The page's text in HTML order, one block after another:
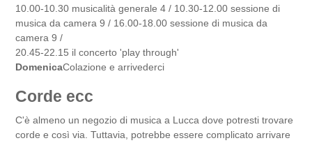
10.00-10.30 musicalità generale 4 / 10.30-12.00 sessione di
musica da camera 9 / 16.00-18.00 sessione di musica da
camera 9 /
20.45-22.15 il concerto 'play through'
DomenicaColazione e arrivederci
Corde ecc
C'è almeno un negozio di musica a Lucca dove potresti trovare
corde e così via. Tuttavia, potrebbe essere complicato arrivare